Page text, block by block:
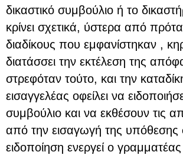
δικαστικό συμβούλιο ή το
κρίνει σχετικά, ύστερα από
διαδίκους που εμφανίστηκαν ,
διατάσσει την εκτέλεση της
στρεφόταν τούτο, και την
εισαγγελέας οφείλει να
συμβούλιο και να εκθέσουν τις
από την εισαγωγή της υπόθεσης
ειδοποίηση ενεργεί ο